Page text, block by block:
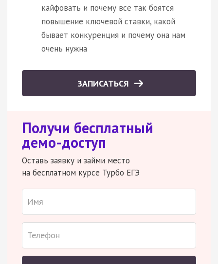
кайфовать и почему все так боятся
повышение ключевой ставки, какой
бывает конкуренция и почему она нам
очень нужна
ЗАПИСАТЬСЯ
Получи бесплатный
демо-доступ
Оставь заявку и займи место
на бесплатном курсе Турбо ЕГЭ